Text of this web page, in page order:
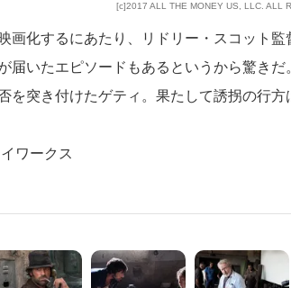
[c]2017 ALL THE MONEY US, LLC. ALL
画化するにあたり、リドリー・スコット
届いたエピソードもあるというから驚き
を突き付けたゲティ。果たして誘拐の行
ワークス